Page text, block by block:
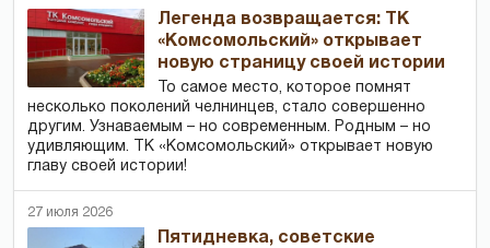
Легенда возвращается: ТК
«Комсомольский» открывает
новую страницу своей истории
То самое место, которое помнят
несколько поколений челнинцев, стало совершенно
другим. Узнаваемым – но современным. Родным – но
удивляющим. ТК «Комсомольский» открывает новую
главу своей истории!
27 июля 2026
Пятидневка, советские